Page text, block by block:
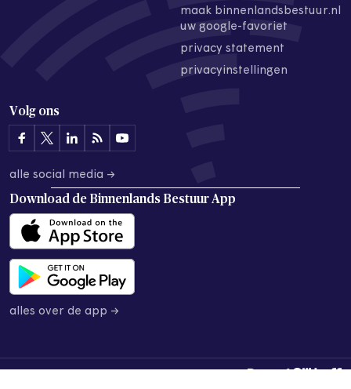
maak binnenlandsbestuur.nl
uw google-favoriet
privacy statement
privacyinstellingen
Volg ons
alle social media →
Download de Binnenlands Bestuur App
alles over de app →